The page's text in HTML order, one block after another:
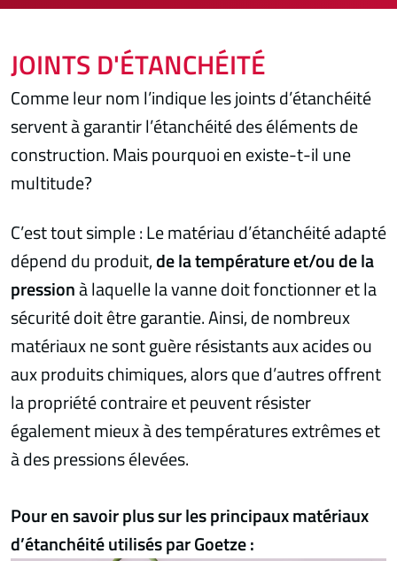
JOINTS D'ÉTANCHÉITÉ
Comme leur nom l’indique les joints d’étanchéité
servent à garantir l’étanchéité des éléments de
construction. Mais pourquoi en existe-t-il une
multitude?
C’est tout simple : Le matériau d’étanchéité adapté
dépend du produit,de la température et/ou de la
pressionà laquelle la vanne doit fonctionner et la
sécurité doit être garantie. Ainsi, de nombreux
matériaux ne sont guère résistants aux acides ou
aux produits chimiques, alors que d’autres offrent
la propriété contraire et peuvent résister
également mieux à des températures extrêmes et
à des pressions élevées.
Pour en savoir plus sur les principaux matériaux
d’étanchéité utilisés par Goetze :